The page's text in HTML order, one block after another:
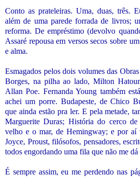
Conto as prateleiras. Uma, duas, três.
além de uma parede forrada de livros;
reforma. De empréstimo (devolvo
Assaré repousa em versos secos sobre
e alma.
Esmagados pelos dois volumes das
Borges, na pilha ao lado, Milton
Allan Poe. Fernanda Young também
achei um porre. Budapeste, de Chico
que ainda estão pra ler. E pela metade,
Marguerite Duras; História do cerco
velho e o mar, de Hemingway; e por aí
Joyce, Proust, filósofos, pensadores,
todos engordando uma fila que não me dá
É sempre assim, eu me perdendo nas